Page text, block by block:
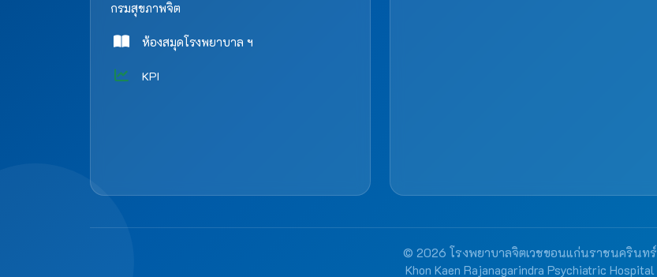
กรมสุขภาพจิต
ห้องสมุดโรงพยาบาล ฯ
KPI
© 2026 โรงพยาบาลจิตเวชขอนแก่นราชนครินทร์
Khon Kaen Rajanagarindra Psychiatric Hospital